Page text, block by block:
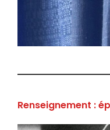
Renseignement :